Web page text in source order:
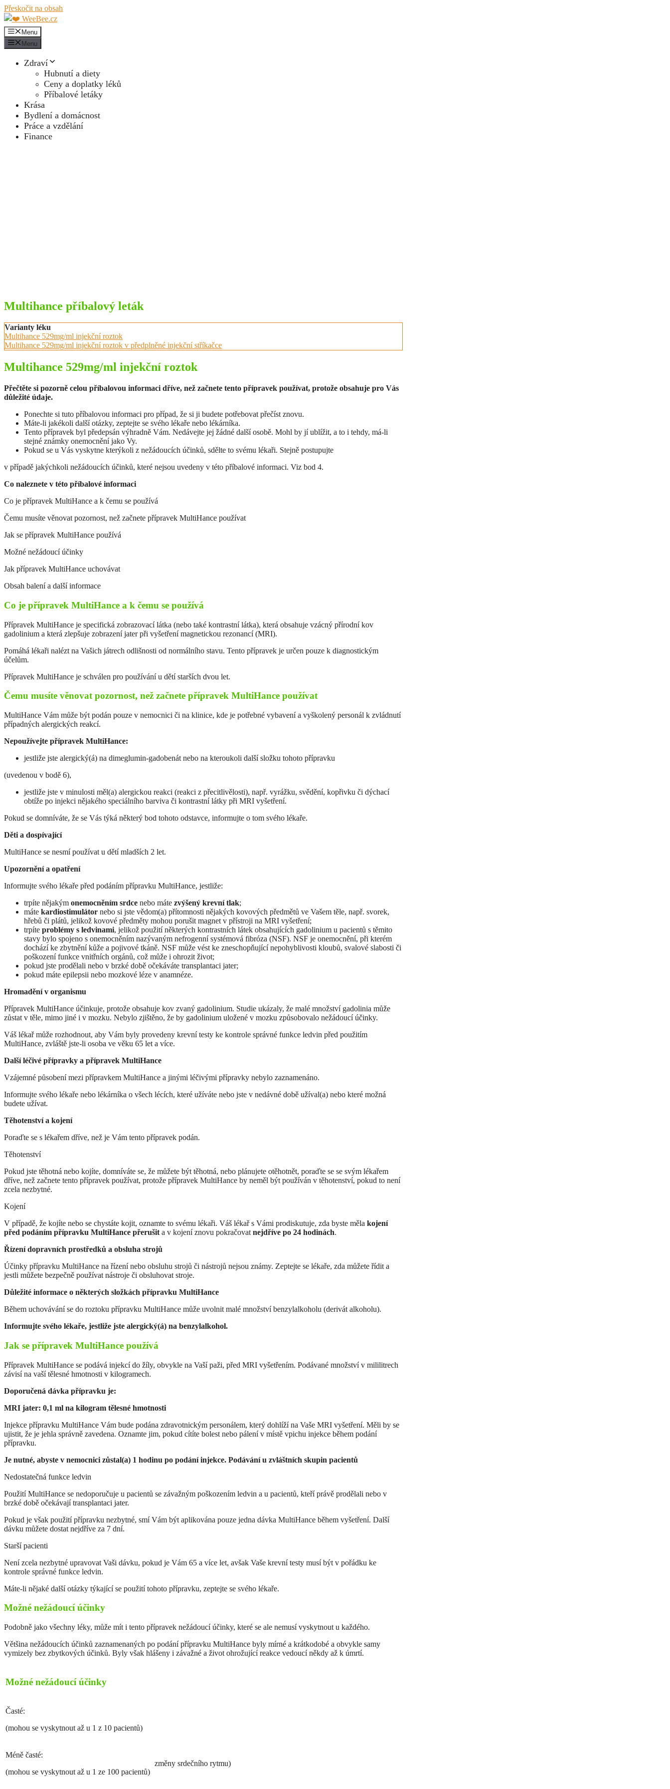
Přeskočit na obsah
Menu
Menu
Zdraví
Hubnutí a diety
Ceny a doplatky léků
Příbalové letáky
Krása
Bydlení a domácnost
Práce a vzdělání
Finance
Multihance příbalový leták
Varianty léku
Multihance 529mg/ml injekční roztok
Multihance 529mg/ml injekční roztok v předplněné injekční stříkačce
Multihance 529mg/ml injekční roztok
Přečtěte si pozorně celou příbalovou informaci dříve, než začnete tento přípravek používat, protože obsahuje pro Vás
důležité údaje.
Ponechte si tuto příbalovou informaci pro případ, že si ji budete potřebovat přečíst znovu.
Máte-li jakékoli další otázky, zeptejte se svého lékaře nebo lékárníka.
Tento přípravek byl předepsán výhradně Vám. Nedávejte jej žádné další osobě. Mohl by jí ublížit, a to i tehdy, má-li
stejné známky onemocnění jako Vy.
Pokud se u Vás vyskytne kterýkoli z nežádoucích účinků, sdělte to svému lékaři. Stejně postupujte
v případě jakýchkoli nežádoucích účinků, které nejsou uvedeny v této příbalové informaci. Viz bod 4.
Co naleznete v této příbalové informaci
Co je přípravek MultiHance a k čemu se používá
Čemu musíte věnovat pozornost, než začnete přípravek MultiHance používat
Jak se přípravek MultiHance používá
Možné nežádoucí účinky
Jak přípravek MultiHance uchovávat
Obsah balení a další informace
Co je přípravek MultiHance a k čemu se používá
Přípravek MultiHance je specifická zobrazovací látka (nebo také kontrastní látka), která obsahuje vzácný přírodní kov
gadolinium a která zlepšuje zobrazení jater při vyšetření magnetickou rezonancí (MRI).
Pomáhá lékaři nalézt na Vašich játrech odlišnosti od normálního stavu. Tento přípravek je určen pouze k diagnostickým
účelům.
Přípravek MultiHance je schválen pro používání u dětí starších dvou let.
Čemu musíte věnovat pozornost, než začnete přípravek MultiHance používat
MultiHance Vám může být podán pouze v nemocnici či na klinice, kde je potřebné vybavení a vyškolený personál k zvládnutí
případných alergických reakcí.
Nepoužívejte přípravek MultiHance:
jestliže jste alergický(á) na dimeglumin-gadobenát nebo na kteroukoli další složku tohoto přípravku
(uvedenou v bodě 6),
jestliže jste v minulosti měl(a) alergickou reakci (reakci z přecitlivělosti), např. vyrážku, svědění, kopřivku či dýchací
obtíže po injekci nějakého speciálního barviva či kontrastní látky při MRI vyšetření.
Pokud se domníváte, že se Vás týká některý bod tohoto odstavce, informujte o tom svého lékaře.
Děti a dospívající
MultiHance se nesmí používat u dětí mladších 2 let.
Upozornění a opatření
Informujte svého lékaře před podáním přípravku MultiHance, jestliže:
trpíte nějakým onemocněním srdce nebo máte zvýšený krevní tlak;
máte kardiostimulátor nebo si jste vědom(a) přítomnosti nějakých kovových předmětů ve Vašem těle, např. svorek,
hřebů či plátů, jelikož kovové předměty mohou porušit magnet v přístroji na MRI vyšetření;
trpíte problémy s ledvinami, jelikož použití některých kontrastních látek obsahujících gadolinium u pacientů s těmito
stavy bylo spojeno s onemocněním nazývaným nefrogenní systémová fibróza (NSF). NSF je onemocnění, při kterém
dochází ke zbytnění kůže a pojivové tkáně. NSF může vést ke zneschopňující nepohyblivosti kloubů, svalové slabosti či
poškození funkce vnitřních orgánů, což může i ohrozit život;
pokud jste prodělali nebo v brzké době očekáváte transplantaci jater;
pokud máte epilepsii nebo mozkové léze v anamnéze.
Hromadění v organismu
Přípravek MultiHance účinkuje, protože obsahuje kov zvaný gadolinium. Studie ukázaly, že malé množství gadolinia může
zůstat v těle, mimo jiné i v mozku. Nebylo zjištěno, že by gadolinium uložené v mozku způsobovalo nežádoucí účinky.
Váš lékař může rozhodnout, aby Vám byly provedeny krevní testy ke kontrole správné funkce ledvin před použitím
MultiHance, zvláště jste-li osoba ve věku 65 let a více.
Další léčivé přípravky a přípravek MultiHance
Vzájemné působení mezi přípravkem MultiHance a jinými léčivými přípravky nebylo zaznamenáno.
Informujte svého lékaře nebo lékárníka o všech lécích, které užíváte nebo jste v nedávné době užíval(a) nebo které možná
budete užívat.
Těhotenství a kojení
Poraďte se s lékařem dříve, než je Vám tento přípravek podán.
Těhotenství
Pokud jste těhotná nebo kojíte, domníváte se, že můžete být těhotná, nebo plánujete otěhotnět, poraďte se se svým lékařem
dříve, než začnete tento přípravek používat, protože přípravek MultiHance by neměl být používán v těhotenství, pokud to není
zcela nezbytné.
Kojení
V případě, že kojíte nebo se chystáte kojit, oznamte to svému lékaři. Váš lékař s Vámi prodiskutuje, zda byste měla kojení
před podáním přípravku MultiHance přerušit a v kojení znovu pokračovat nejdříve po 24 hodinách.
Řízení dopravních prostředků a obsluha strojů
Účinky přípravku MultiHance na řízení nebo obsluhu strojů či nástrojů nejsou známy. Zeptejte se lékaře, zda můžete řídit a
jestli můžete bezpečně používat nástroje či obsluhovat stroje.
Důležité informace o některých složkách přípravku MultiHance
Během uchovávání se do roztoku přípravku MultiHance může uvolnit malé množství benzylalkoholu (derivát alkoholu).
Informujte svého lékaře, jestliže jste alergický(á) na benzylalkohol.
Jak se přípravek MultiHance používá
Přípravek MultiHance se podává injekcí do žíly, obvykle na Vaší paži, před MRI vyšetřením. Podávané množství v mililitrech
závisí na vaší tělesné hmotnosti v kilogramech.
Doporučená dávka přípravku je:
MRI jater: 0,1 ml na kilogram tělesné hmotnosti
Injekce přípravku MultiHance Vám bude podána zdravotnickým personálem, který dohlíží na Vaše MRI vyšetření. Měli by se
ujistit, že je jehla správně zavedena. Oznamte jim, pokud cítíte bolest nebo pálení v místě vpichu injekce během podání
přípravku.
Je nutné, abyste v nemocnici zůstal(a) 1 hodinu po podání injekce. Podávání u zvláštních skupin pacientů
Nedostatečná funkce ledvin
Použití MultiHance se nedoporučuje u pacientů se závažným poškozením ledvin a u pacientů, kteří právě prodělali nebo v
brzké době očekávají transplantaci jater.
Pokud je však použití přípravku nezbytné, smí Vám být aplikována pouze jedna dávka MultiHance během vyšetření. Další
dávku můžete dostat nejdříve za 7 dní.
Starší pacienti
Není zcela nezbytné upravovat Vaši dávku, pokud je Vám 65 a více let, avšak Vaše krevní testy musí být v pořádku ke
kontrole správné funkce ledvin.
Máte-li nějaké další otázky týkající se použití tohoto přípravku, zeptejte se svého lékaře.
Možné nežádoucí účinky
Podobně jako všechny léky, může mít i tento přípravek nežádoucí účinky, které se ale nemusí vyskytnout u každého.
Většina nežádoucích účinků zaznamenaných po podání přípravku MultiHance byly mírné a krátkodobé a obvykle samy
vymizely bez zbytkových účinků. Byly však hlášeny i závažné a život ohrožující reakce vedoucí někdy až k úmrtí.
Možné nežádoucí účinky
Časté:
(mohou se vyskytnout až u 1 z 10 pacientů)
Méně časté:
(mohou se vyskytnout až u 1 ze 100 pacientů)
změny srdečního rytmu)